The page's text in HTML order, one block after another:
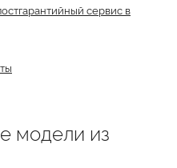
сервис в
модели из